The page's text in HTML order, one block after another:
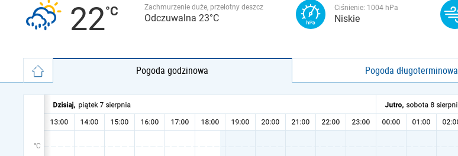
22 Zachmurzenie duże, przelotny deszcz
Odczuwalna 23°C
Ciśnienie: 1004 hPa
Niskie
Pogoda godzinowa Pogoda długoterminowa
°C